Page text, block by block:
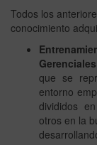
Todos los
conocimiento
que se
entorno
divididos
otros en la